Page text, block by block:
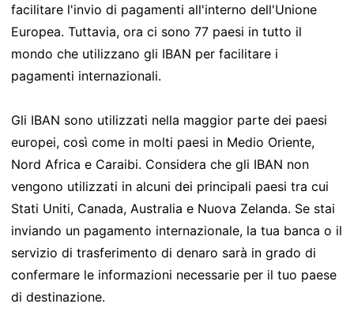
facilitare l'invio di pagamenti all'interno dell'Unione
Europea. Tuttavia, ora ci sono 77 paesi in tutto il
mondo che utilizzano gli IBAN per facilitare i
pagamenti internazionali.
Gli IBAN sono utilizzati nella maggior parte dei paesi
europei, così come in molti paesi in Medio Oriente,
Nord Africa e Caraibi. Considera che gli IBAN non
vengono utilizzati in alcuni dei principali paesi tra cui
Stati Uniti, Canada, Australia e Nuova Zelanda. Se stai
inviando un pagamento internazionale, la tua banca o il
servizio di trasferimento di denaro sarà in grado di
confermare le informazioni necessarie per il tuo paese
di destinazione.